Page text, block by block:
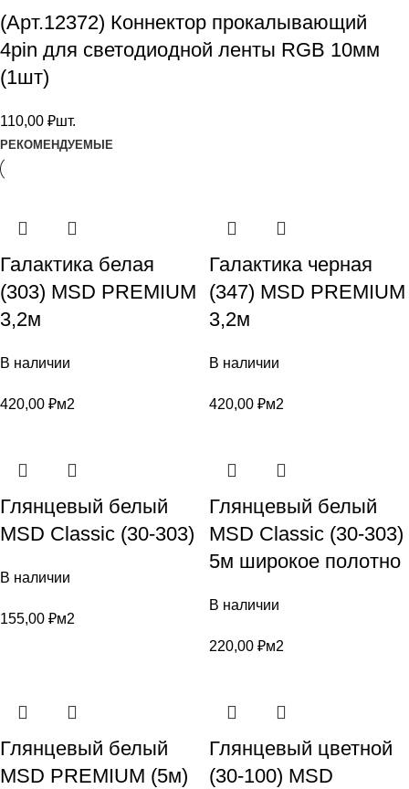
(Арт.12372) Коннектор прокалывающий
4pin для светодиодной ленты RGB 10мм
(1шт)
110,00 ₽шт.
РЕКОМЕНДУЕМЫЕ
Галактика белая
(303) MSD PREMIUM
3,2м
В наличии
420,00 ₽м2
Галактика черная
(347) MSD PREMIUM
3,2м
В наличии
420,00 ₽м2
Глянцевый белый
MSD Classic (30-303)
В наличии
155,00 ₽м2
Глянцевый белый
MSD Classic (30-303)
5м широкое полотно
В наличии
220,00 ₽м2
Глянцевый белый
MSD PREMIUM (5м)
Глянцевый цветной
(30-100) MSD